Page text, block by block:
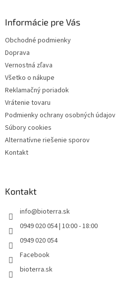
Informácie pre Vás
Obchodné podmienky
Doprava
Vernostná zľava
Všetko o nákupe
Reklamačný poriadok
Vrátenie tovaru
Podmienky ochrany osobných údajov
Súbory cookies
Alternatívne riešenie sporov
Kontakt
Kontakt
info@bioterra.sk
0949 020 054 | 10:00 - 18:00
0949 020 054
Facebook
bioterra.sk